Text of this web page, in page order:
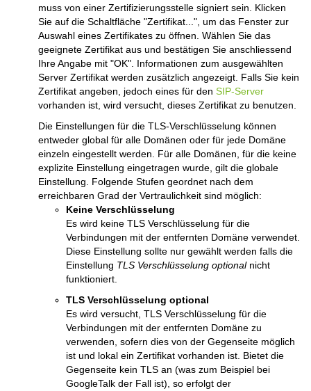
muss von einer Zertifizierungsstelle signiert sein. Klicken
Sie auf die Schaltfläche "Zertifikat...", um das Fenster zur
Auswahl eines Zertifikates zu öffnen. Wählen Sie das
geeignete Zertifikat aus und bestätigen Sie anschliessend
Ihre Angabe mit "OK". Informationen zum ausgewählten
Server Zertifikat werden zusätzlich angezeigt. Falls Sie kein
Zertifikat angeben, jedoch eines für den SIP-Server
vorhanden ist, wird versucht, dieses Zertifikat zu benutzen.
Die Einstellungen für die TLS-Verschlüsselung können
entweder global für alle Domänen oder für jede Domäne
einzeln eingestellt werden. Für alle Domänen, für die keine
explizite Einstellung eingetragen wurde, gilt die globale
Einstellung. Folgende Stufen geordnet nach dem
erreichbaren Grad der Vertraulichkeit sind möglich:
Keine Verschlüsselung
Es wird keine TLS Verschlüsselung für die
Verbindungen mit der entfernten Domäne verwendet.
Diese Einstellung sollte nur gewählt werden falls die
Einstellung TLS Verschlüsselung optionalnicht
funktioniert.
TLS Verschlüsselung optional
Es wird versucht, TLS Verschlüsselung für die
Verbindungen mit der entfernten Domäne zu
verwenden, sofern dies von der Gegenseite möglich
ist und lokal ein Zertifikat vorhanden ist. Bietet die
Gegenseite kein TLS an (was zum Beispiel bei
GoogleTalk der Fall ist), so erfolgt der